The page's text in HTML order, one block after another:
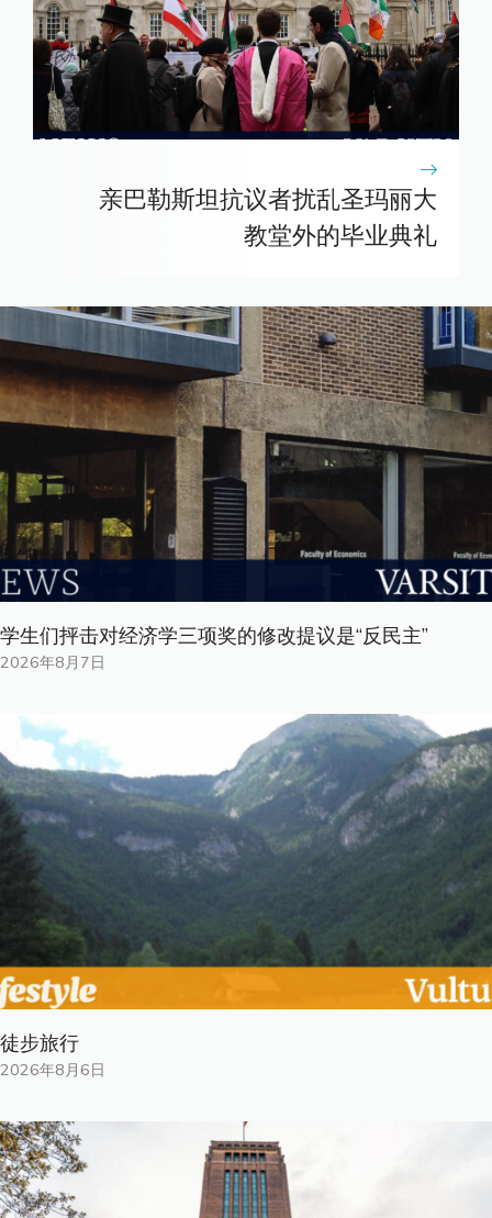
亲巴勒斯坦抗议者扰乱圣玛丽大
教堂外的毕业典礼
学生们抨击对经济学三项奖的修改提议是“反民主”
2026年8月7日
徒步旅行
2026年8月6日